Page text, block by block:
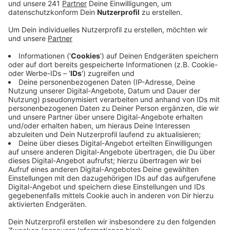
Das Team des Museums will das Schloss und die
komplette Umgebung von Morsbroich in sieben Zonen
aufteilen. Sie sollen dann jeweils von international
anerkannten Künstlern gestaltet werden. Ein solches
Konzept sei bundesweit einmalig, heißt es. Der
Museumsdirektor sagte im Rat, man wolle einen Ort
schaffen, der für alle Besucher aus Leverkusen und
von außerhalb attraktiv und spannend sei.Die
Neubelebungspläne rund um das Schloss Morsbroich
waren zuletzt ins Stocken geraten. Ende Oktober
hatten sich das bis dahin zuständige Planungsbüro und
die Stadt Leverkusen voneinander getrennt – unter